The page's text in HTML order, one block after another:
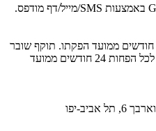
למימוש יש להציג את קוד ה-Gift Card באמצעות SMS/מייל/דף מודפס.
תוקף שובר כספי הינו לכל הפחות 60 חודשים ממועד הפקתו. תוקף שובר
לרכישת מוצר או שירות מסויים יהיה לכל הפחות 24 חודשים ממועד
יפו